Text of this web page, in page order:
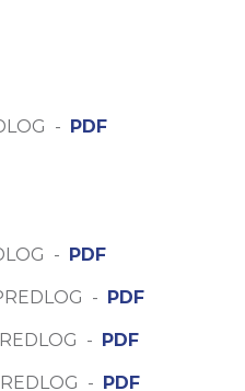
- PDF
- PDF
- PDF
- PDF
- PDF